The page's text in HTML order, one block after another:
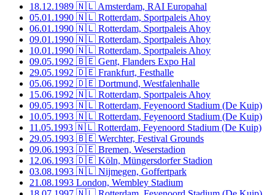
18.12.1989 🇳🇱 Amsterdam, RAI Europahal
05.01.1990 🇳🇱 Rotterdam, Sportpaleis Ahoy
06.01.1990 🇳🇱 Rotterdam, Sportpaleis Ahoy
09.01.1990 🇳🇱 Rotterdam, Sportpaleis Ahoy
10.01.1990 🇳🇱 Rotterdam, Sportpaleis Ahoy
09.05.1992 🇧🇪 Gent, Flanders Expo Hal
29.05.1992 🇩🇪 Frankfurt, Festhalle
05.06.1992 🇩🇪 Dortmund, Westfalenhalle
15.06.1992 🇳🇱 Rotterdam, Sportpaleis Ahoy
09.05.1993 🇳🇱 Rotterdam, Feyenoord Stadium (De Kuip)
10.05.1993 🇳🇱 Rotterdam, Feyenoord Stadium (De Kuip)
11.05.1993 🇳🇱 Rotterdam, Feyenoord Stadium (De Kuip)
29.05.1993 🇧🇪 Werchter, Festival Grounds
09.06.1993 🇩🇪 Bremen, Weserstadion
12.06.1993 🇩🇪 Köln, Müngersdorfer Stadion
03.08.1993 🇳🇱 Nijmegen, Goffertpark
21.08.1993 London, Wembley Stadium